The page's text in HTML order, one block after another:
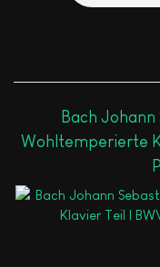
Bach Johann
Wohltemperierte